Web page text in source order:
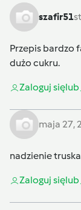
szafir51
Przepis bardzo
dużo cukru.
Zaloguj sięlub
maja 27,
nadzienie
Zaloguj sięlub